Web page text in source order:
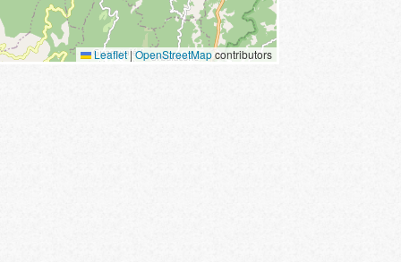
Leaflet | OpenStreetMapcontributors